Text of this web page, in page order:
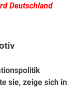
Deutschland
sie, zeige sich in